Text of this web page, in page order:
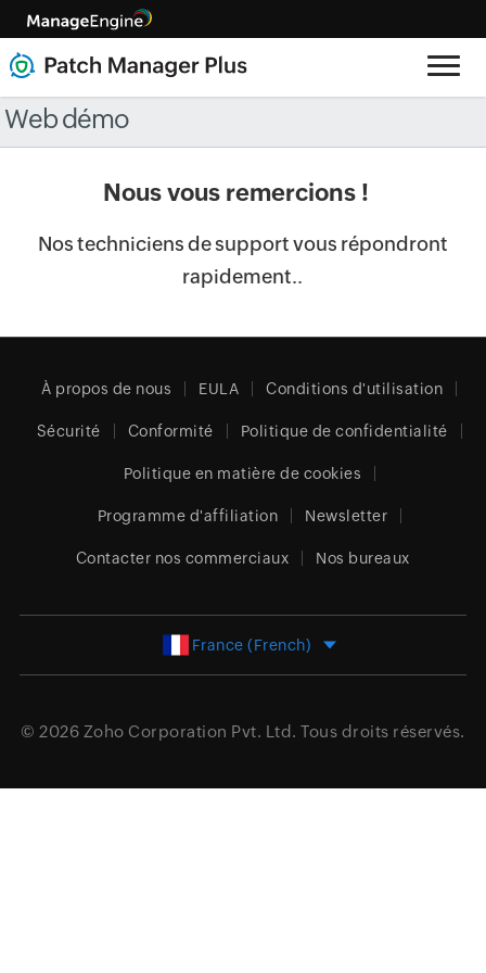
Web démo
Nous vous remercions !
Nos techniciens de support vous répondront
rapidement..
À propos de nous EULA Conditions d'utilisation
Sécurité Conformité Politique de confidentialité
Politique en matière de cookies
Programme d'affiliation Newsletter
Contacter nos commerciaux Nos bureaux
France (French)
© 2026 Zoho Corporation Pvt. Ltd. Tous droits réservés.